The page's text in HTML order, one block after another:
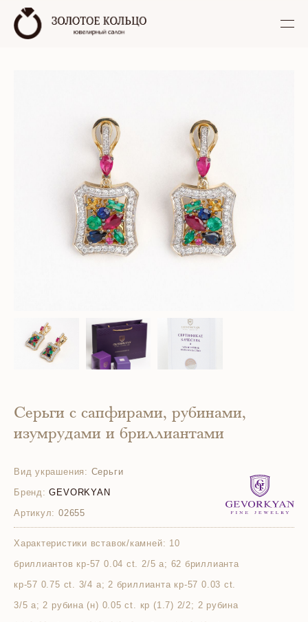
Серьги с сапфирами, рубинами,
изумрудами и бриллиантами
Вид украшения: Серьги
Бренд: GEVORKYAN
Артикул: 02655
Характеристики вставок/камней: 10
бриллиантов кр-57 0.04 ct. 2/5 а; 62 бриллианта
кр-57 0.75 ct. 3/4 а; 2 бриллианта кр-57 0.03 ct.
3/5 а; 2 рубина (н) 0.05 ct. кр (1.7) 2/2; 2 рубина